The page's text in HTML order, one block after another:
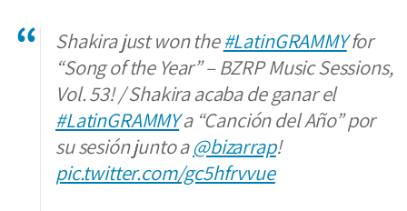
Shakira just won the#LatinGRAMMYfor
“Song of the Year” – BZRP Music Sessions,
Vol. 53! / Shakira acaba de ganar el
#LatinGRAMMYa “Canción del Año” por
su sesión junto a@bizarrap!
pic.twitter.com/gc5hfrvvue